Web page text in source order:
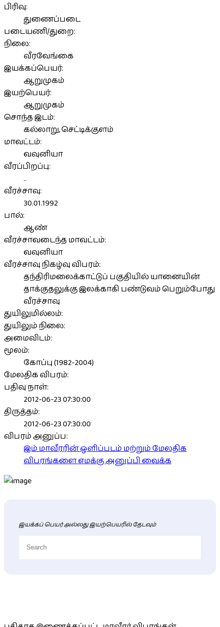
பிரிவு:
துணைப்படை
படையணி/துறை:
நிலை:
வீரவேங்கை
இயக்கப்பெயர்:
ஆறுமுகம்
இயற்பெயர்:
ஆறுமுகம்
சொந்த இடம்:
கல்லாறு, செட்டிக்குளம்
மாவட்டம்:
வவுனியா
வீரப்பிறப்பு:
..
வீரச்சாவு:
30.01.1992
பால்:
ஆண்
வீரச்சாவடைந்த மாவட்டம்:
வவுனியா
வீரச்சாவு நிகழ்வு விபரம்:
தந்திரிமலைக்காட்டுப் பகுதியில் யானையின்
தாக்குதலுக்கு இலக்காகி பண்டுவம் பெறும்போது
வீரச்சாவு
துயிலுமில்லம்:
துயிலும் நிலை:
அமைவிடம்:
மூலம்:
கோப்பு (1982-2004)
மேலதிக விபரம்:
பதிவு நாள்:
2012-06-23 07:30:00
திருத்தம்:
2012-06-23 07:30:00
விபரம் அனுப்ப:
இம் மாவீரரின் ஒளிப்படம் மற்றும் மேலதிக
விபரங்களை எமக்கு அனுப்பி வைக்க
இயக்கப் பெயர் அல்லது இயற்பெயரில் தேடவும்